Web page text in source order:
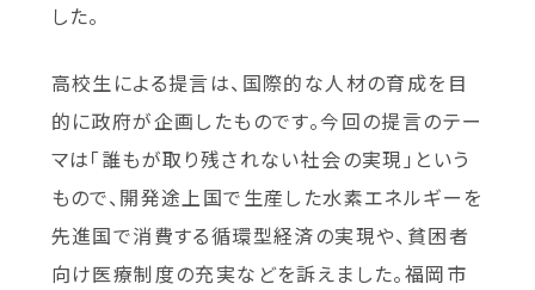
した。
高校生による提言は、国際的な人材の育成を目
的に政府が企画したものです。今回の提言のテー
マは「誰もが取り残されない社会の実現」という
もので、開発途上国で生産した水素エネルギーを
先進国で消費する循環型経済の実現や、貧困者
向け医療制度の充実などを訴えました。福岡市